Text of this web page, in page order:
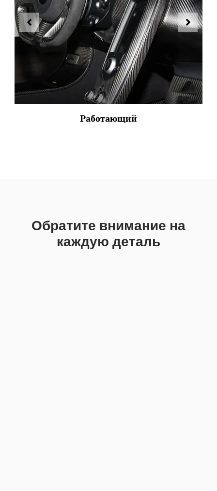
Работающий
Обратите внимание на
каждую деталь